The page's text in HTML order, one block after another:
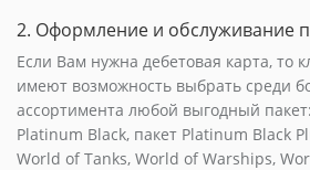
2. Оформление и обслуживание
Если Вам нужна дебетовая карта, то
имеют возможность выбрать среди
ассортимента любой выгодный
Platinum Black, пакет Platinum Black
World of Tanks, World of Warships,